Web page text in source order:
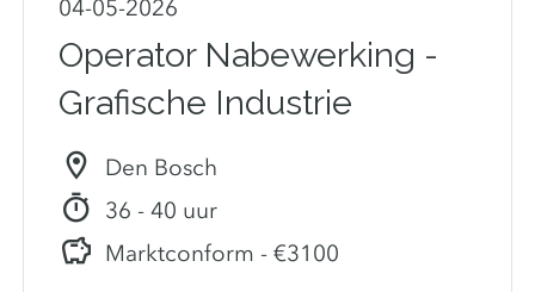
04-05-2026
Operator Nabewerking -
Grafische Industrie
Den Bosch
36 - 40 uur
Marktconform - €3100